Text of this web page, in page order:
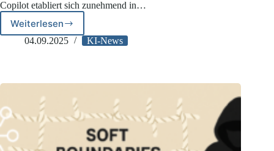
Copilot etabliert sich zunehmend in…
Weiterlesen
M365
Copilot:
nach
einem
Jahr
behoben
04.09.2025 KI-News